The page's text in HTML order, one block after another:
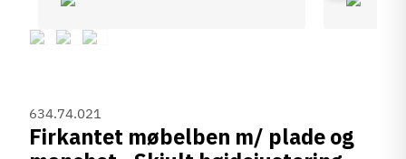
634.74.021
Firkantet møbelben m/ plade og